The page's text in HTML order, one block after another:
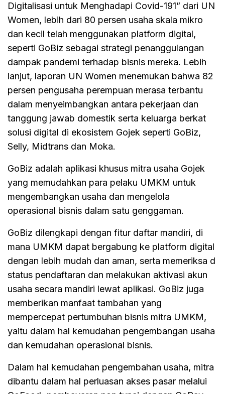
Digitalisasi untuk Menghadapi Covid-191” dari UN
Women, lebih dari 80 persen usaha skala mikro
dan kecil telah menggunakan platform digital,
seperti GoBiz sebagai strategi penanggulangan
dampak pandemi terhadap bisnis mereka. Lebih
lanjut, laporan UN Women menemukan bahwa 82
persen pengusaha perempuan merasa terbantu
dalam menyeimbangkan antara pekerjaan dan
tanggung jawab domestik serta keluarga berkat
solusi digital di ekosistem Gojek seperti GoBiz,
Selly, Midtrans dan Moka.
GoBiz adalah aplikasi khusus mitra usaha Gojek
yang memudahkan para pelaku UMKM untuk
mengembangkan usaha dan mengelola
operasional bisnis dalam satu genggaman.
GoBiz dilengkapi dengan fitur daftar mandiri, di
mana UMKM dapat bergabung ke platform digital
dengan lebih mudah dan aman, serta memeriksa d
status pendaftaran dan melakukan aktivasi akun
usaha secara mandiri lewat aplikasi. GoBiz juga
memberikan manfaat tambahan yang
mempercepat pertumbuhan bisnis mitra UMKM,
yaitu dalam hal kemudahan pengembangan usaha
dan kemudahan operasional bisnis.
Dalam hal kemudahan pengembahan usaha, mitra
dibantu dalam hal perluasan akses pasar melalui